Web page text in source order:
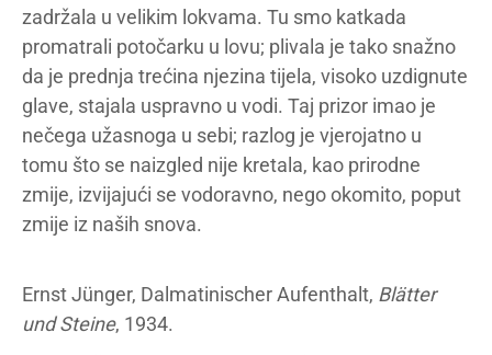
zadržala u velikim lokvama. Tu smo katkada
promatrali potočarku u lovu; plivala je tako snažno
da je prednja trećina njezina tijela, visoko uzdignute
glave, stajala uspravno u vodi. Taj prizor imao je
nečega užasnoga u sebi; razlog je vjerojatno u
tomu što se naizgled nije kretala, kao prirodne
zmije, izvijajući se vodoravno, nego okomito, poput
zmije iz naših snova.
Ernst Jünger, Dalmatinischer Aufenthalt, Blätter
und Steine, 1934.